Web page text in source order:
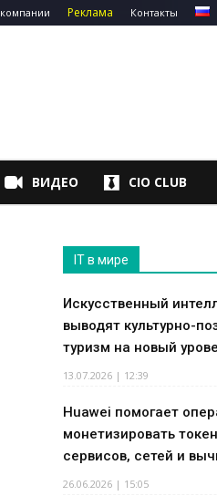
Реклама Контакты
ВИДЕО CIO CLUB
IT в мире
Искусственный
выводят культурно-
туризм на новый
13.07.2026 | 12:39
Huawei помогает
монетизировать
сервисов, сетей и
26.06.2026 | 15:05